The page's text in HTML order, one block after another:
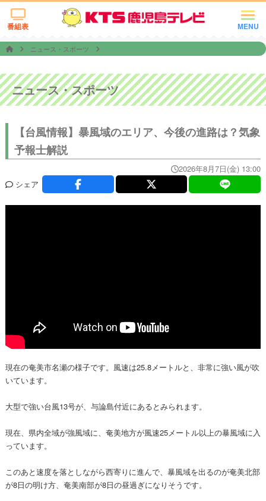
MENU
番組表
ニュース・スポーツ
ニュース・スポーツ
【台風情報】暴風域のエリア、今後の進路は？気象
予報士解説
2026年8月7日(金) 13:00
シェア
現在の奄美市名瀬の様子です。風速は25.8メートルと、非常に強い風が吹
いています。
大型で強い台風13号が、与論島付近にあるとみられます。
現在、県内全域が強風域に、奄美地方が風速25メートル以上の暴風域に入
っています。
このあと速度を落としながら西寄りに進んで、暴風域を出るのが奄美北部
が8日の明け方、奄美南部が8日の昼過ぎになりそうです。